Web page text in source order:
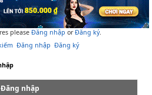
please Đăng nhập orĐăng ký.
Đăng nhập Đăng ký
Đăng nhập